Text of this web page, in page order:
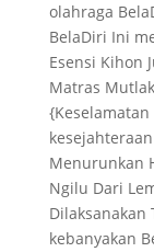
olahraga
BelaDiri Ini
Esensi Kihon
Matras
Menurunkan
Ngilu Dari
Dilaksanakan
kebanyakan